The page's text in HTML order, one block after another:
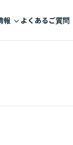
報 よくあるご質問